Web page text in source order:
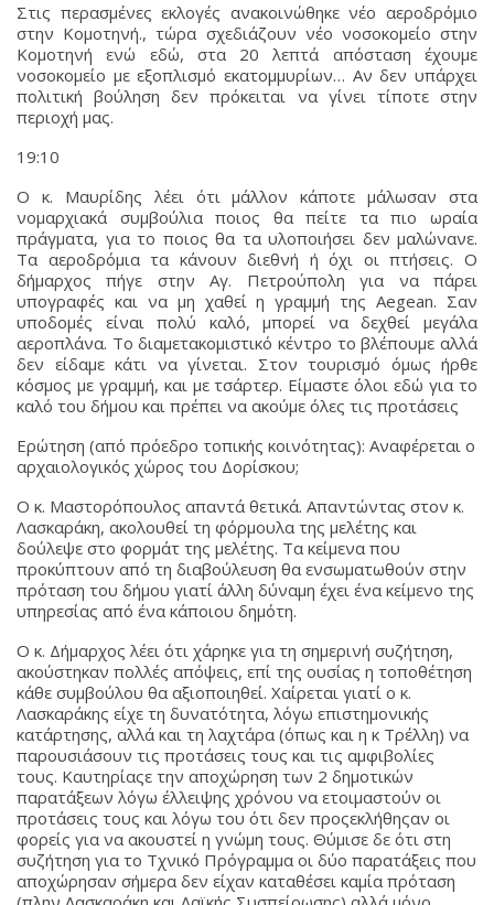
Στις περασμένες εκλογές ανακοινώθηκε νέο αεροδρόμιο
στην Κομοτηνή., τώρα σχεδιάζουν νέο νοσοκομείο στην
Κομοτηνή ενώ εδώ, στα 20 λεπτά απόσταση έχουμε
νοσοκομείο με εξοπλισμό εκατομμυρίων… Αν δεν υπάρχει
πολιτική βούληση δεν πρόκειται να γίνει τίποτε στην
περιοχή μας.
19:10
Ο κ. Μαυρίδης λέει ότι μάλλον κάποτε μάλωσαν στα
νομαρχιακά συμβούλια ποιος θα πείτε τα πιο ωραία
πράγματα, για το ποιος θα τα υλοποιήσει δεν μαλώνανε.
Τα αεροδρόμια τα κάνουν διεθνή ή όχι οι πτήσεις. Ο
δήμαρχος πήγε στην Αγ. Πετρούπολη για να πάρει
υπογραφές και να μη χαθεί η γραμμή της Aegean. Σαν
υποδομές είναι πολύ καλό, μπορεί να δεχθεί μεγάλα
αεροπλάνα. Το διαμετακομιστικό κέντρο το βλέπουμε αλλά
δεν είδαμε κάτι να γίνεται. Στον τουρισμό όμως ήρθε
κόσμος με γραμμή, και με τσάρτερ. Είμαστε όλοι εδώ για το
καλό του δήμου και πρέπει να ακούμε όλες τις προτάσεις
Ερώτηση (από πρόεδρο τοπικής κοινότητας): Αναφέρεται ο
αρχαιολογικός χώρος του Δορίσκου;
Ο κ. Μαστορόπουλος απαντά θετικά. Απαντώντας στον κ.
Λασκαράκη, ακολουθεί τη φόρμουλα της μελέτης και
δούλεψε στο φορμάτ της μελέτης. Τα κείμενα που
προκύπτουν από τη διαβούλευση θα ενσωματωθούν στην
πρόταση του δήμου γιατί άλλη δύναμη έχει ένα κείμενο της
υπηρεσίας από ένα κάποιου δημότη.
Ο κ. Δήμαρχος λέει ότι χάρηκε για τη σημερινή συζήτηση,
ακούστηκαν πολλές απόψεις, επί της ουσίας η τοποθέτηση
κάθε συμβούλου θα αξιοποιηθεί. Χαίρεται γιατί ο κ.
Λασκαράκης είχε τη δυνατότητα, λόγω επιστημονικής
κατάρτησης, αλλά και τη λαχτάρα (όπως και η κ Τρέλλη) να
παρουσιάσουν τις προτάσεις τους και τις αμφιβολίες
τους. Καυτηρίαςε την αποχώρηση των 2 δημοτικών
παρατάξεων λόγω έλλειψης χρόνου να ετοιμαστούν οι
προτάσεις τους και λόγω του ότι δεν προςεκλήθηςαν οι
φορείς για να ακουστεί η γνώμη τους. Θύμισε δε ότι στη
συζήτηση για το Τχνικό Πρόγραμμα οι δύο παρατάξεις που
αποχώρησαν σήμερα δεν είχαν καταθέσει καμία πρόταση